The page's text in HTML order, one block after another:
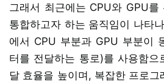
그래서 최근에는 CPU와 GPU를
통합하고자 하는 움직임이 나타
에서 CPU 부분과 GPU 부분이
터를 전달하는 통로)를 사용함으
달 효율을 높이며, 복잡한 프로